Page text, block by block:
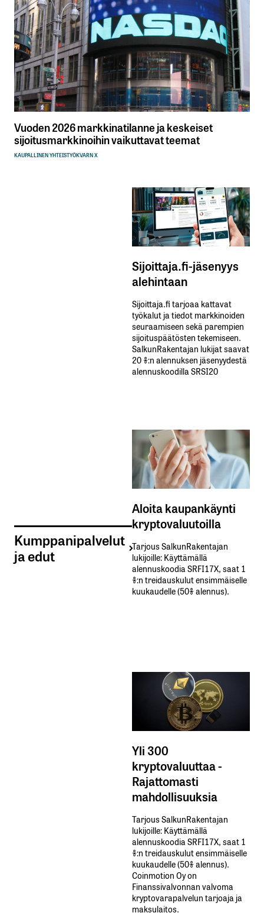
Vuoden 2026 markkinatilanne ja keskeiset
sijoitusmarkkinoihin vaikuttavat teemat
KAUPALLINEN YHTEISTYÖKVARN X
Kumppanipalvelut
ja edut
Sijoittaja.fi-jäsenyys
alehintaan
Sijoittaja.fi tarjoaa kattavat
työkalut ja tiedot markkinoiden
seuraamiseen sekä parempien
sijoituspäätösten tekemiseen.
SalkunRakentajan lukijat saavat
20 %:n alennuksen jäsenyydestä
alennuskoodilla SRSI20
Aloita kaupankäynti
kryptovaluutoilla
Tarjous SalkunRakentajan
lukijoille: Käyttämällä​ ​
alennuskoodia​ ​SRFI17X,​ ​saat​ ​1
%:n treidauskulut​ ​ensimmäiselle​ ​
kuukaudelle​ ​(50%​ ​alennus).
Yli 300
kryptovaluuttaa -
Rajattomasti
mahdollisuuksia
Tarjous SalkunRakentajan
lukijoille: Käyttämällä​ ​
alennuskoodia​ ​SRFI17X,​ ​saat​ ​1
%:n treidauskulut​ ​ensimmäiselle​ ​
kuukaudelle​ ​(50%​ ​alennus).
Coinmotion Oy on
Finanssivalvonnan valvoma
kryptovarapalvelun tarjoaja ja
maksulaitos.